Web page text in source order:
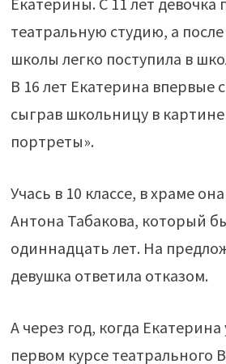
театральную студию, а
школы легко поступила в
В 16 лет Екатерина впервые
сыграв школьницу в
портреты».
Учась в 10 классе, в храме
Антона Табакова, который
одиннадцать лет. На
девушка ответила отказом.
А через год, когда
первом курсе театрального